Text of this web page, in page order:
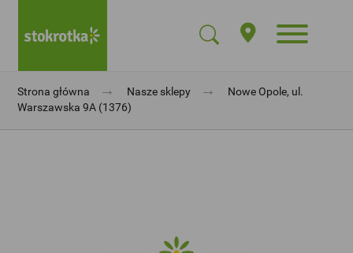
Strona główna → Nasze sklepy →
Nowe Opole, ul.
Warszawska 9A (1376)